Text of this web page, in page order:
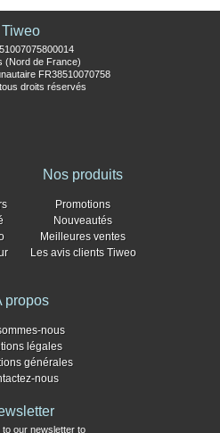
Tiweo
(Nord de France)
FR38510070758
droits réservés
Nos produits
Promotions
Nouveautés
Meilleures ventes
Les avis clients Tiweo
propos
nous
légales
générales
nous
our newsletter to